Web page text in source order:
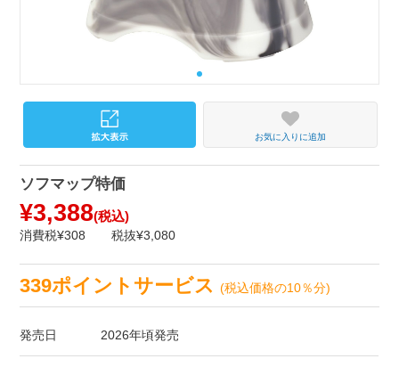
お気に入りに追加
ソフマップ特価
¥3,388(税込)
消費税¥308 税抜¥3,080
339ポイントサービス(税込価格の10％分)
発売日 2026年頃発売